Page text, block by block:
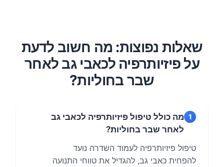
שאלות נפוצות: מה חשוב לדעת
על פיזיותרפיה לכאבי גב לאחר
שבר בחוליות?
1 מה כולל טיפול פיזיותרפיה לכאבי גב
לאחר שבר בחוליות?
טיפול פיזיותרפיה לעמוד השדרה נועד
להפחית כאבי גב, להגדיל את טווחי התנועה